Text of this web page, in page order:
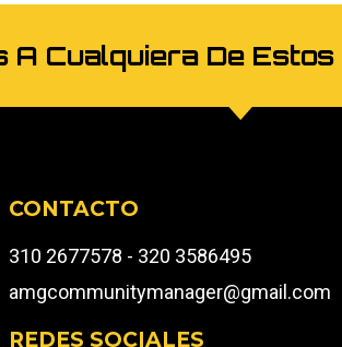
A Cualquiera De
CONTACTO
310 2677578 - 320 3586495
amgcommunitymanager@gmail.com
REDES SOCIALES